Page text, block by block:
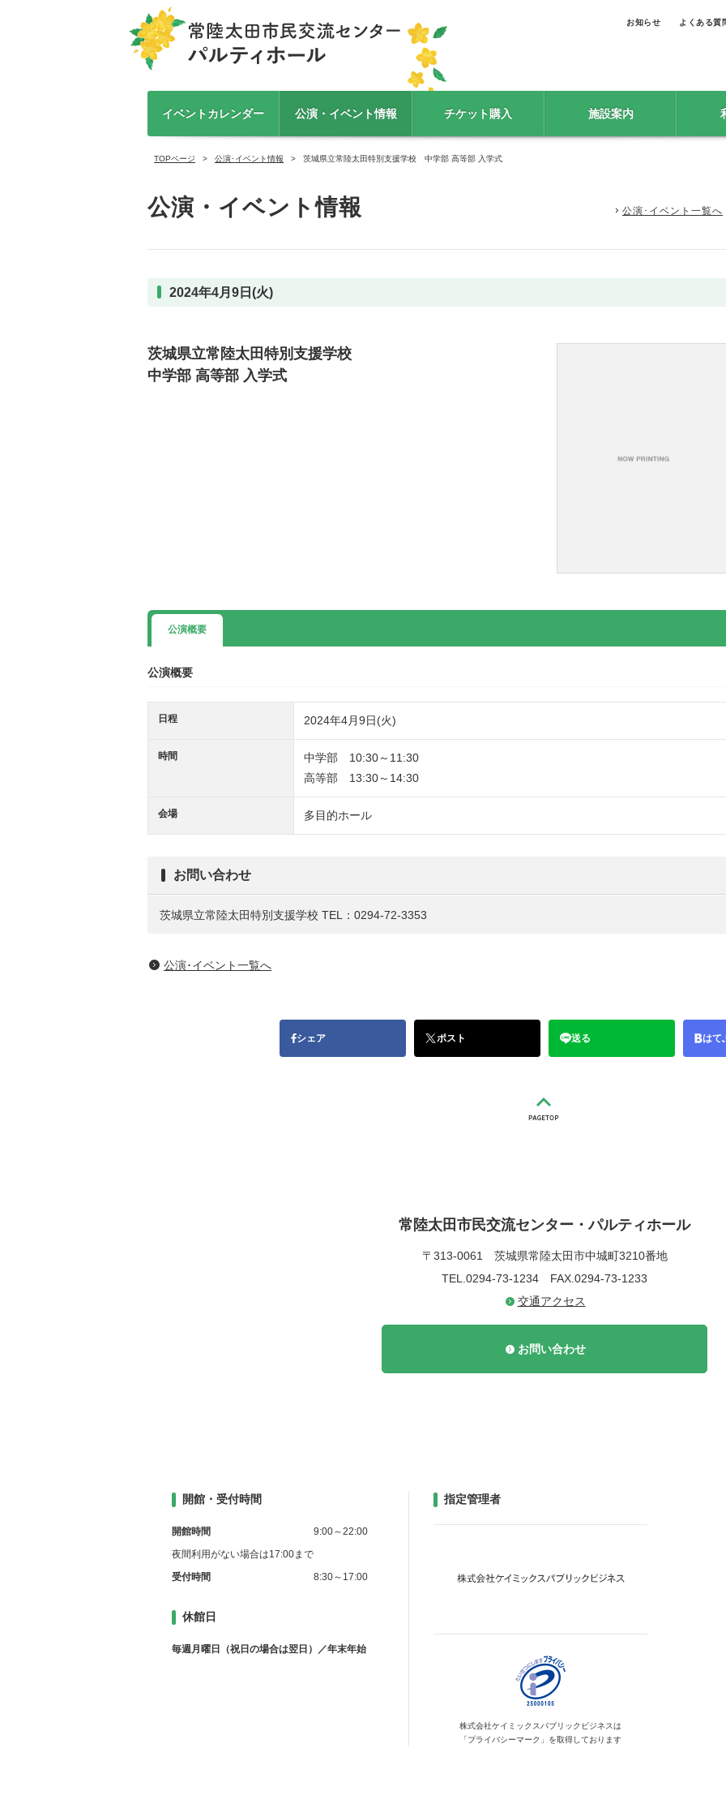
お知らせ よくある質
イベントカレンダー 公演・イベント情報 チケット購入 施設案内
TOPページ 公演･イベント情報 茨城県立常陸太田特別支援学校 中学部 高等部 入学式
公演・イベント情報 公演･イベント一覧へ
2024年4月9日(火)
茨城県立常陸太田特別支援学校
中学部 高等部 入学式
公演概要
公演概要
日程 2024年4月9日(火)
時間
中学部 10:30～11:30
高等部 13:30～14:30
会場 多目的ホール
お問い合わせ
茨城県立常陸太田特別支援学校 TEL：0294-72-3353
公演･イベント一覧へ
シェア ポスト 送る はて
常陸太田市民交流センター・パルティホール
〒313-0061 茨城県常陸太田市中城町3210番地
TEL.0294-73-1234 FAX.0294-73-1233
交通アクセス
お問い合わせ
開館・受付時間
開館時間
9:00～22:00
夜間利用がない場合は17:00まで
受付時間
8:30～17:00
休館日
毎週月曜日（祝日の場合は翌日）／年末年始
指定管理者
株式会社ケイミックスパブリックビジネスは
「プライバシーマーク」を取得しております